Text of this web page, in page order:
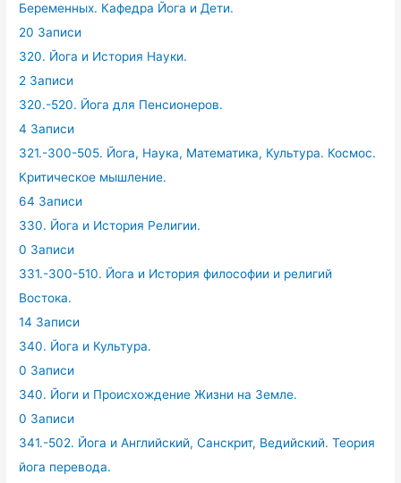
Беременных. Кафедра Йога и Дети.
20 Записи
320. Йога и История Науки.
2 Записи
320.-520. Йога для Пенсионеров.
4 Записи
321.-300-505. Йога, Наука, Математика, Культура. Космос.
Критическое мышление.
64 Записи
330. Йога и История Религии.
0 Записи
331.-300-510. Йога и История философии и религий
Востока.
14 Записи
340. Йога и Культура.
0 Записи
340. Йоги и Происхождение Жизни на Земле.
0 Записи
341.-502. Йога и Английский, Санскрит, Ведийский. Теория
йога перевода.